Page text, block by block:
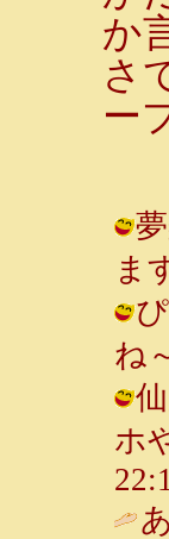
か
さ
ー
ま
ね
ホ